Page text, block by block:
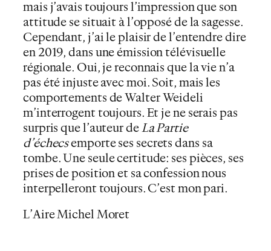
mais j’avais toujours l’impression que son
attitude se situait à l’opposé de la sagesse.
Cependant, j’ai le plaisir de l’entendre dire
en 2019, dans une émission télévisuelle
régionale. Oui, je reconnais que la vie n’a
pas été injuste avec moi. Soit, mais les
comportements de Walter Weideli
m’interrogent toujours. Et je ne serais pas
surpris que l’auteur de La Partie
d’échecsemporte ses secrets dans sa
tombe. Une seule certitude: ses pièces, ses
prises de position et sa confession nous
interpelleront toujours. C’est mon pari.
L’Aire Michel Moret